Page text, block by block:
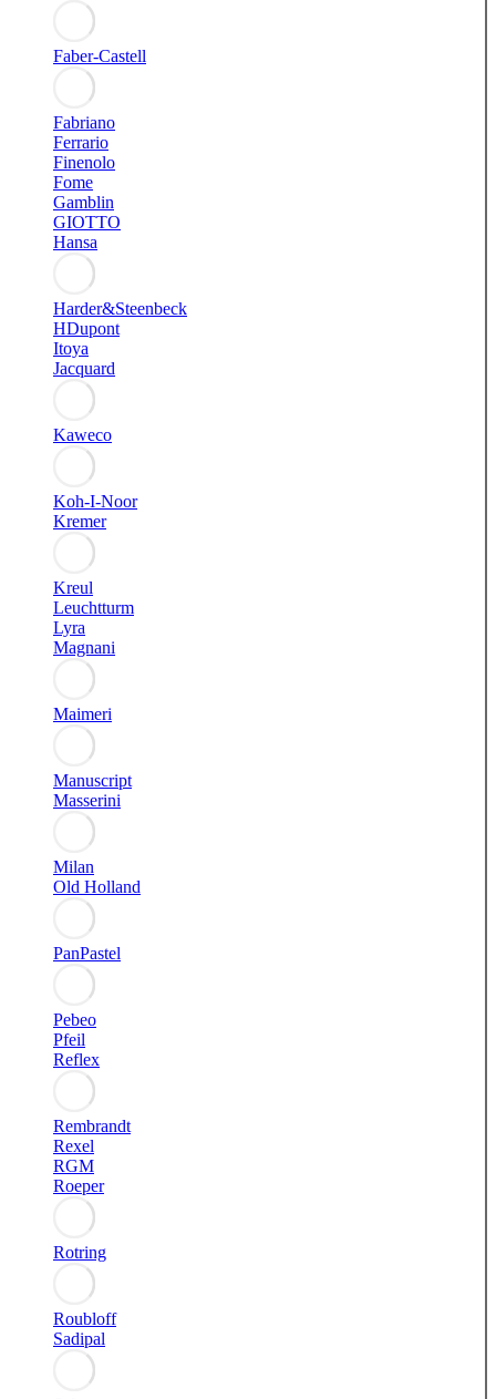
Faber-Castell
Fabriano
Ferrario
Finenolo
Fome
Gamblin
GIOTTO
Hansa
Harder&Steenbeck
HDupont
Itoya
Jacquard
Kaweco
Koh-I-Noor
Kremer
Kreul
Leuchtturm
Lyra
Magnani
Maimeri
Manuscript
Masserini
Milan
Old Holland
PanPastel
Pebeo
Pfeil
Reflex
Rembrandt
Rexel
RGM
Roeper
Rotring
Roubloff
Sadipal